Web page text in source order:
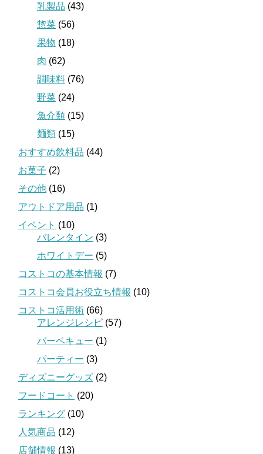
乳製品 (43)
惣菜 (56)
果物 (18)
肉 (62)
調味料 (76)
野菜 (24)
魚介類 (15)
麺類 (15)
おすすめ飲料品 (44)
お菓子 (2)
その他 (16)
アウトドア用品 (1)
イベント (10)
バレンタイン (3)
ホワイトデー (5)
コストコの基本情報 (7)
コストコ会員お役立ち情報 (10)
コストコ活用術 (66)
アレンジレシピ (57)
バーベキュー (1)
パーティー (3)
ディズニーグッズ (2)
フードコート (20)
ランキング (10)
人気商品 (12)
店舗情報 (13)